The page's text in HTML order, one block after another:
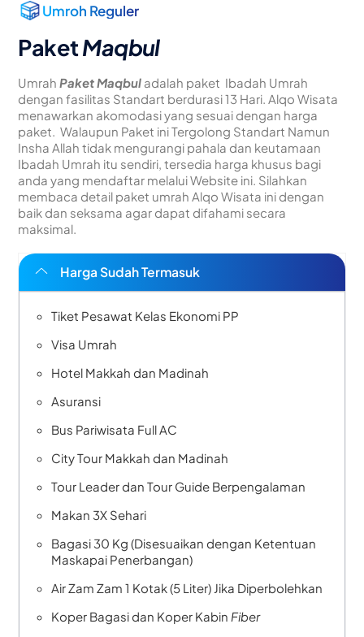
Umroh Reguler
PaketMaqbul
UmrahPaket Maqbul adalah paket Ibadah Umrah
dengan fasilitas Standart berdurasi 13 Hari. Alqo Wisata
menawarkan akomodasi yang sesuai dengan harga
paket. Walaupun Paket ini Tergolong Standart Namun
Insha Allah tidak mengurangi pahala dan keutamaan
Ibadah Umrah itu sendiri, tersedia harga khusus bagi
anda yang mendaftar melalui Website ini. Silahkan
membaca detail paket umrah Alqo Wisata ini dengan
baik dan seksama agar dapat difahami secara
maksimal.
Harga Sudah Termasuk
Tiket Pesawat Kelas Ekonomi PP
Visa Umrah
Hotel Makkah dan Madinah
Asuransi
Bus Pariwisata Full AC
City Tour Makkah dan Madinah
Tour Leader dan Tour Guide Berpengalaman
Makan 3X Sehari
Bagasi 30 Kg (Disesuaikan dengan Ketentuan
Maskapai Penerbangan)
Air Zam Zam 1 Kotak (5 Liter) Jika Diperbolehkan
Koper Bagasi dan Koper Kabin Fiber